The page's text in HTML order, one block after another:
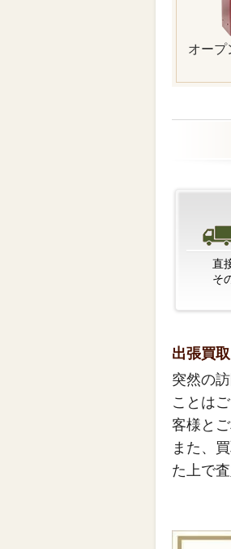
オープ
直
そ
出張買
突然の
ことは
客様と
また、
た上で